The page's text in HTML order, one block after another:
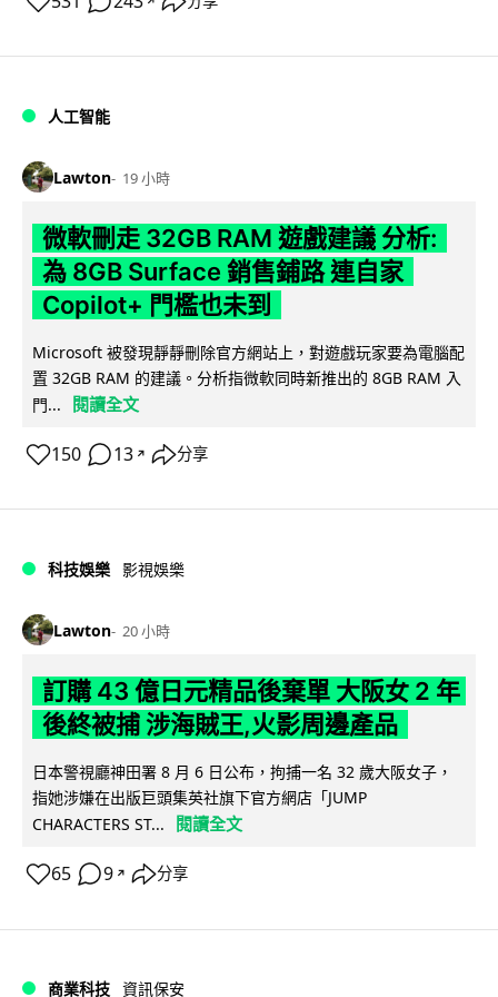
人工智能
Lawton 19 小時
微軟刪走 32GB RAM 遊戲建議 分析:
為 8GB Surface 銷售鋪路 連自家
Copilot+ 門檻也未到
Microsoft 被發現靜靜刪除官方網站上，對遊戲玩家要為電腦配
置 32GB RAM 的建議。分析指微軟同時新推出的 8GB RAM 入
門...
閱讀全文
150 13 ↗ 分享
科技娛樂 影視娛樂
Lawton 20 小時
訂購 43 億日元精品後棄單 大阪女 2 年
後終被捕 涉海賊王,火影周邊產品
日本警視廳神田署 8 月 6 日公布，拘捕一名 32 歲大阪女子，
指她涉嫌在出版巨頭集英社旗下官方網店「JUMP
CHARACTERS ST...
閱讀全文
65 9 ↗ 分享
商業科技 資訊保安